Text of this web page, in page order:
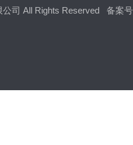
司 All Rights Reserved 备案